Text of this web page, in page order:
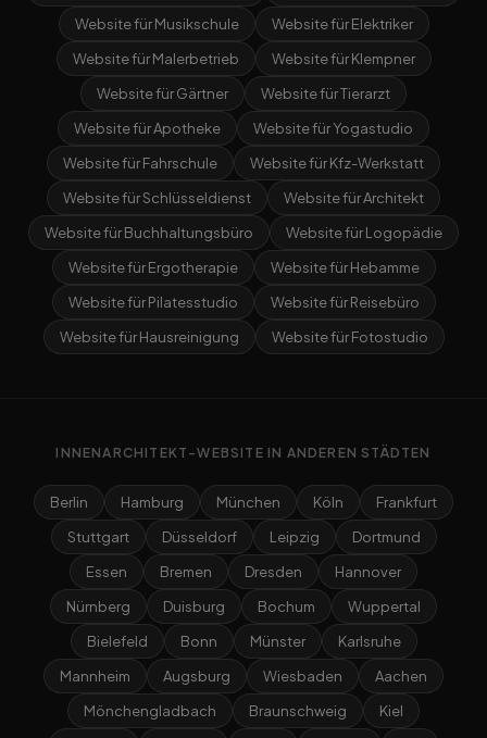
Website für Musikschule
Website für Elektriker
Website für Malerbetrieb
Website für Klempner
Website für Gärtner
Website für Tierarzt
Website für Apotheke
Website für Yogastudio
Website für Fahrschule
Website für Kfz-Werkstatt
Website für Schlüsseldienst
Website für Architekt
Website für Buchhaltungsbüro
Website für Logopädie
Website für Ergotherapie
Website für Hebamme
Website für Pilatesstudio
Website für Reisebüro
Website für Hausreinigung
Website für Fotostudio
INNENARCHITEKT-WEBSITE IN ANDEREN STÄDTEN
Berlin Hamburg München Köln
Frankfurt
Stuttgart
Düsseldorf Leipzig
Dortmund
Essen
Bremen Dresden
Hannover
Nürnberg
Duisburg Bochum
Wuppertal
Bielefeld
Bonn Münster
Karlsruhe
Mannheim
Augsburg Wiesbaden
Aachen
Mönchengladbach
Braunschweig
Kiel